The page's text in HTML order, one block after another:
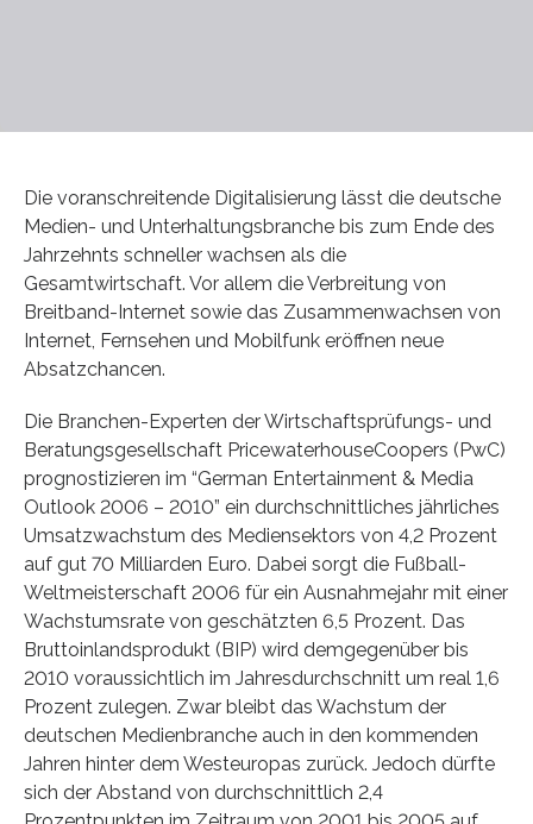
Die voranschreitende Digitalisierung lässt die deutsche
Medien- und Unterhaltungsbranche bis zum Ende des
Jahrzehnts schneller wachsen als die
Gesamtwirtschaft. Vor allem die Verbreitung von
Breitband-Internet sowie das Zusammenwachsen von
Internet, Fernsehen und Mobilfunk eröffnen neue
Absatzchancen.
Die Branchen-Experten der Wirtschaftsprüfungs- und
Beratungsgesellschaft PricewaterhouseCoopers (PwC)
prognostizieren im “German Entertainment & Media
Outlook 2006 – 2010” ein durchschnittliches jährliches
Umsatzwachstum des Mediensektors von 4,2 Prozent
auf gut 70 Milliarden Euro. Dabei sorgt die Fußball-
Weltmeisterschaft 2006 für ein Ausnahmejahr mit einer
Wachstumsrate von geschätzten 6,5 Prozent. Das
Bruttoinlandsprodukt (BIP) wird demgegenüber bis
2010 voraussichtlich im Jahresdurchschnitt um real 1,6
Prozent zulegen. Zwar bleibt das Wachstum der
deutschen Medienbranche auch in den kommenden
Jahren hinter dem Westeuropas zurück. Jedoch dürfte
sich der Abstand von durchschnittlich 2,4